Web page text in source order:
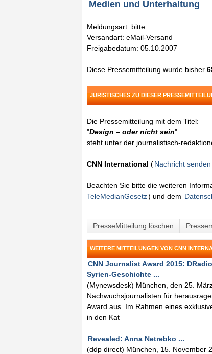
Medien und Unterhaltung
Meldungsart: bitte
Versandart: eMail-Versand
Freigabedatum: 05.10.2007
Diese Pressemitteilung wurde bisher
JURISTISCHES ZU DIESER
Die Pressemitteilung mit dem Titel:
"Design – oder nicht sein"
steht unter der journalistisch-
CNN International (Nachricht senden
Beachten Sie bitte die weiteren
TeleMedianGesetz) und dem
PresseMitteilung löschen
WEITERE MITTEILUNGEN VON CNN
CNN Journalist Award 2015:
Syrien-Geschichte ...
(Mynewsdesk) München, den 25.
Nachwuchsjournalisten für
Award aus. Im Rahmen eines
in den Kat
Revealed: Anna Netrebko ...
(ddp direct) München, 15. November